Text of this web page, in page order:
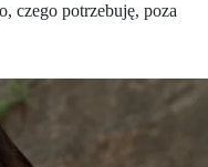
czego potrzebuję, poza